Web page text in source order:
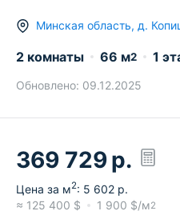
Минская область, д.
2 комнаты 66 м2 1
Обновлено: 09.12.2025
369 729р.
Цена за м2: 5 602 р.
≈ 125 400 $ 1 900 $/м2